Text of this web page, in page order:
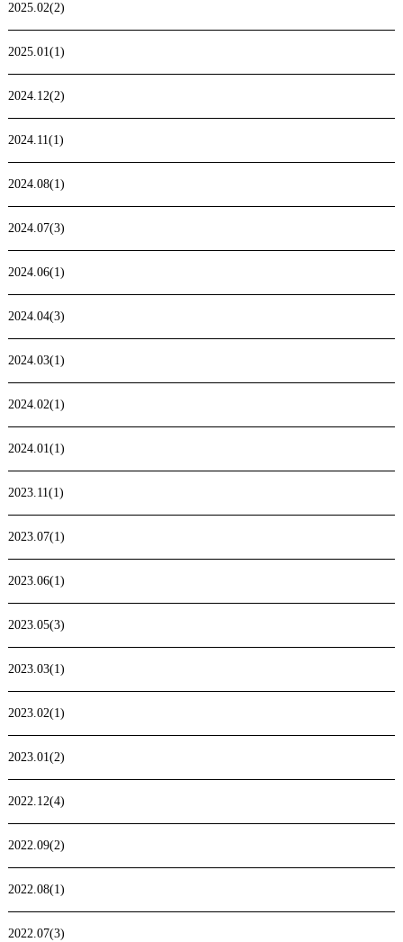
2025.02(2)
2025.01(1)
2024.12(2)
2024.11(1)
2024.08(1)
2024.07(3)
2024.06(1)
2024.04(3)
2024.03(1)
2024.02(1)
2024.01(1)
2023.11(1)
2023.07(1)
2023.06(1)
2023.05(3)
2023.03(1)
2023.02(1)
2023.01(2)
2022.12(4)
2022.09(2)
2022.08(1)
2022.07(3)